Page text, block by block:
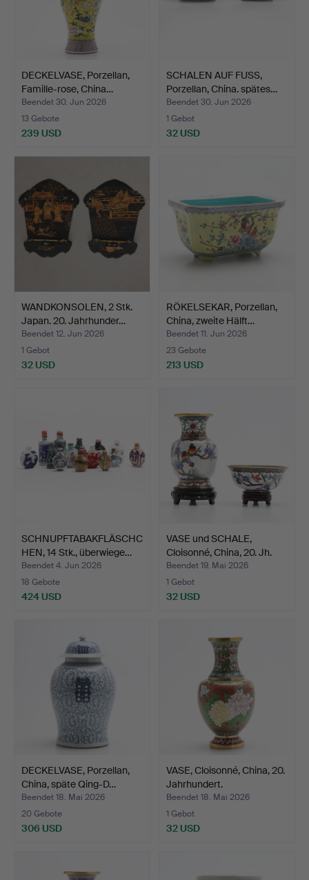
DECKELVASE, Porzellan,
Famille-rose, China…
Beendet 30. Jun 2026
13 Gebote
239 USD
SCHALEN AUF FUSS,
Porzellan, China. spätes…
Beendet 30. Jun 2026
1 Gebot
32 USD
WANDKONSOLEN, 2 Stk.
Japan. 20. Jahrhunder…
Beendet 12. Jun 2026
1 Gebot
32 USD
RÖKELSEKAR, Porzellan,
China, zweite Hälft…
Beendet 11. Jun 2026
23 Gebote
213 USD
SCHNUPFTABAKFLÄSCHC
HEN, 14 Stk., überwiege…
Beendet 4. Jun 2026
18 Gebote
424 USD
VASE und SCHALE,
Cloisonné, China, 20. Jh.
Beendet 19. Mai 2026
1 Gebot
32 USD
DECKELVASE, Porzellan,
China, späte Qing-D…
Beendet 18. Mai 2026
20 Gebote
306 USD
VASE, Cloisonné, China, 20.
Jahrhundert.
Beendet 18. Mai 2026
1 Gebot
32 USD